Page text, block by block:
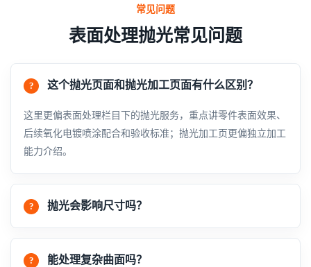
常见问题
表面处理抛光常见问题
这个抛光页面和抛光加工页面有什么区别？
这里更偏表面处理栏目下的抛光服务，重点讲零件表面效果、
后续氧化电镀喷涂配合和验收标准；抛光加工页更偏独立加工
能力介绍。
抛光会影响尺寸吗？
能处理复杂曲面吗？